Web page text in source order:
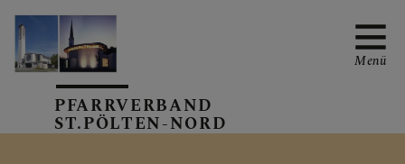
PFARRVERBAND
ST.PÖLTEN-NORD
Menü